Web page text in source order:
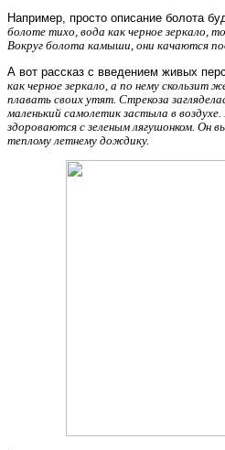
Например, просто описание болота
болоте тихо, вода как черное зеркало,
Вокруг болота камыши, они качаются
А вот рассказ с введением живых
как черное зеркало, а по нему скользит
плавать своих утят. Стрекоза
маленький самолетик застыла в
здороваются с зеленым лягушонком. Он
теплому летнему дождику.